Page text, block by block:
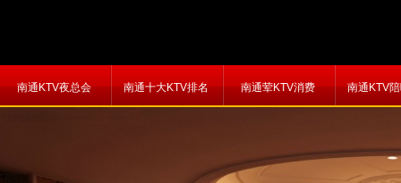
南通KTV夜总会 南通十大KTV排名 南通荤KTV消费 南通KTV